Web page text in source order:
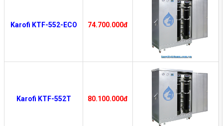
Karofi KTF-552-ECO 74.700.000đ
Karofi KTF-552T 80.100.000đ